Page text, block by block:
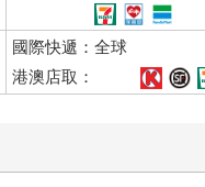
國際快遞：全球
港澳店取：